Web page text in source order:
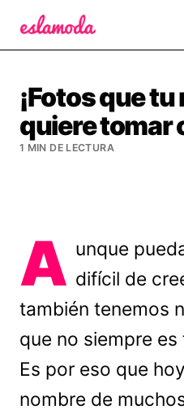
¡Fotos que tu
quiere tomar
1 MIN DE LECTURA
A unque
difícil de
también tenemos
que no siempre
Es por eso que
nombre de